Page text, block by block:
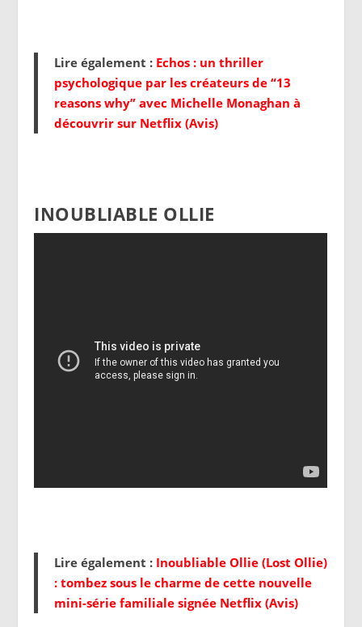
Lire également : Echos : un thriller
psychologique par les créateurs de “13
reasons why” avec Michelle Monaghan à
découvrir sur Netflix (Avis)
INOUBLIABLE OLLIE
Lire également : Inoubliable Ollie (Lost Ollie)
: tombez sous le charme de cette nouvelle
mini-série familiale signée Netflix (Avis)